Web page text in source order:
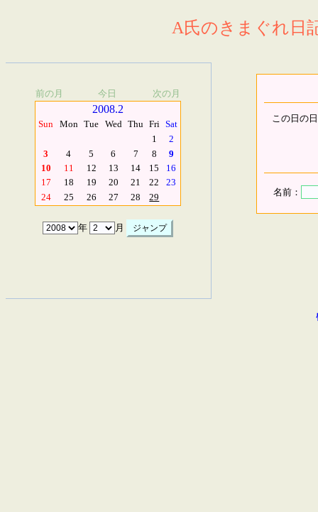
A氏のきまぐれ日
前の月 今日 次の月
2008.2
Sun Mon Tue Wed Thu Fri Sat
1
2
3
4 5 6 7 8
9
10
11 12 13 14 15
16
17
18 19 20 21 22
23
24
25 26 27 28 29
年 月
この日の
名前：